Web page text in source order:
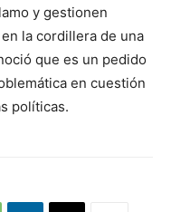
y gestionen
la cordillera de una
que es un pedido
en cuestión
políticas.